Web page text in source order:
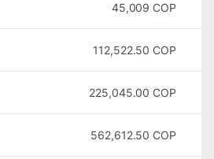
45,009 COP
112,522.50 COP
225,045.00 COP
562,612.50 COP